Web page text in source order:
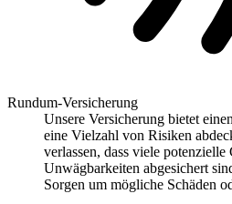
Rundum-Versicherung
Unsere Versicherung bietet
eine Vielzahl von Risiken
verlassen, dass viele potenzielle
Unwägbarkeiten abgesichert
Sorgen um mögliche Schäden